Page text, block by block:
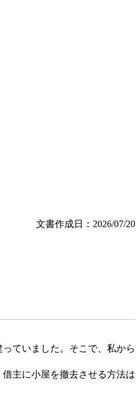
文書作成日：2026/07/20
ていました。そこで、私から
主に小屋を撤去させる方法は